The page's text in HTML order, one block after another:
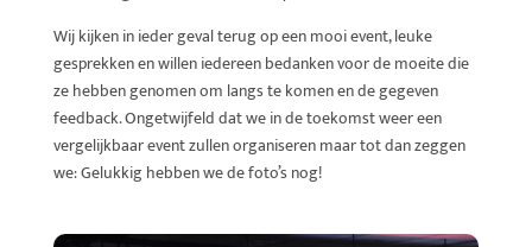
Wij kijken in ieder geval terug op een mooi event, leuke
gesprekken en willen iedereen bedanken voor de moeite die
ze hebben genomen om langs te komen en de gegeven
feedback. Ongetwijfeld dat we in de toekomst weer een
vergelijkbaar event zullen organiseren maar tot dan zeggen
we: Gelukkig hebben we de foto’s nog!